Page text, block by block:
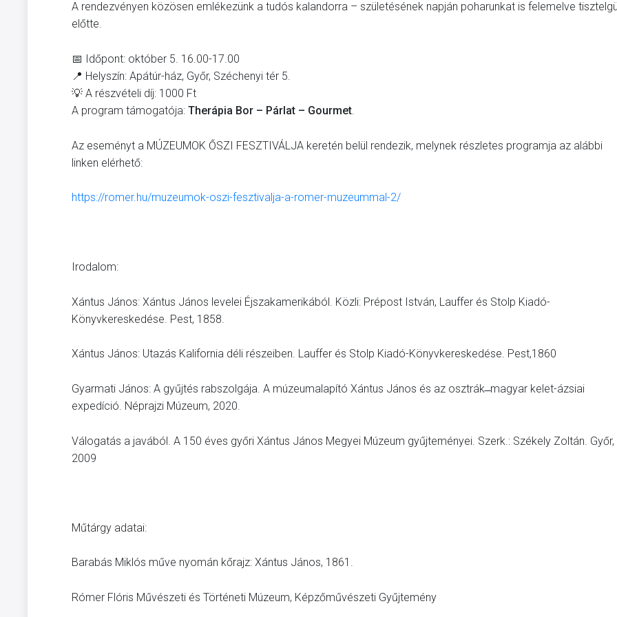
A rendezvényen közösen emlékezünk a tudós kalandorra – születésének napján poharunkat is felemelve
előtte.
📅 Időpont: október 5. 16.00-17.00
📍 Helyszín: Apátúr-ház, Győr, Széchenyi tér 5.
💡 A részvételi díj: 1000 Ft
A program támogatója: Therápia Bor – Párlat – Gourmet.
Az eseményt a MÚZEUMOK ŐSZI FESZTIVÁLJA keretén belül rendezik, melynek részletes programja az alábbi
linken elérhető:
https://romer.hu/muzeumok-oszi-fesztivalja-a-romer-muzeummal-2/
Irodalom:
Xántus János: Xántus János levelei Éjszakamerikából. Közli: Prépost István, Lauffer és Stolp Kiadó-
Könyvkereskedése. Pest, 1858.
Xántus János: Utazás Kalifornia déli részeiben. Lauffer és Stolp Kiadó-Könyvkereskedése. Pest,1860
Gyarmati János: A gyűjtés rabszolgája. A múzeumalapító Xántus János és az osztrák ̶ magyar kelet-ázsiai
expedíció. Néprajzi Múzeum, 2020.
Válogatás a javából. A 150 éves győri Xántus János Megyei Múzeum gyűjteményei. Szerk.: Székely Zoltán. Győr,
2009
Műtárgy adatai:
Barabás Miklós műve nyomán kőrajz: Xántus János, 1861.
Rómer Flóris Művészeti és Történeti Múzeum, Képzőművészeti Gyűjtemény